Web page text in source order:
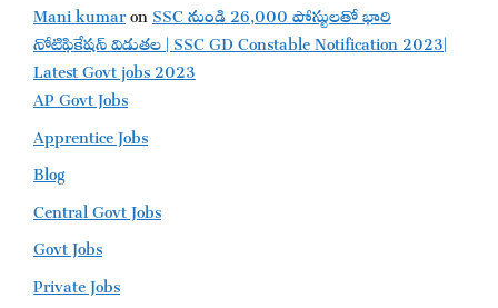
Mani kumaronSSC నుండి 26,000 పోస్టులతో భారి
నోటిఫికేషన్ విడుతల | SSC GD Constable Notification 2023|
Latest Govt jobs 2023
AP Govt Jobs
Apprentice Jobs
Blog
Central Govt Jobs
Govt Jobs
Private Jobs